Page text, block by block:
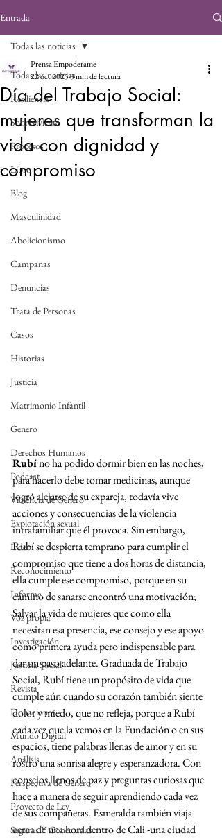
Entrada
Todas las noticias
Resiliencia
Sobreviviente
Procesos
Libro
Blog
Masculinidad
Abolicionismo
Campañas
Denuncias
Trata de Personas
Casos
Historias
Justicia
Matrimonio Infantil
Genero
Derechos Humanos
Podcast
Violencia de Género
Explotación sexual
Líder
Reconocimiento
Informe
Voz propia
Investigación
Justicia Social
Revista
Donaciones
Mundo Digital
Análisis
Perspectiva de Género
Proyecto de Ley
Seguras Y Conectadas
Todas las noticias
Día del Trabajo Social:
mujeres que transforman la
vida con dignidad y
compromiso
Prensa Empoderame
22 oct 20253 min de lectura
Rubí no ha podido dormir bien en las noches,
para hacerlo debe tomar medicinas, aunque
logró alejarse de su expareja, todavía vive
acciones y consecuencias de la violencia
intrafamiliar que él provoca. Sin embargo,
Rubí se despierta temprano para cumplir el
compromiso que tiene a dos horas de distancia,
ella cumple ese compromiso, porque en su
camino de sanarse encontró una motivación;
Salvar la vida de mujeres que como ella
necesitan esa presencia, ese consejo y ese apoyo
como primera ayuda pero indispensable para
dar un paso adelante. Graduada de Trabajo
Social, Rubí tiene un propósito de vida que
cumple aún cuando su corazón también siente
dolor y miedo, que no refleja, porque a Rubí
cada vez que la vemos en la Fundación o en sus
espacios, tiene palabras llenas de amor y en su
rostro una sonrisa alegre y esperanzadora. Con
consejos llenos de paz y preguntas curiosas que
hace a manera de seguir aprendiendo cada vez
de sus compañeras. Esmeralda también viaja
cerca de una hora dentro de Cali -una ciudad